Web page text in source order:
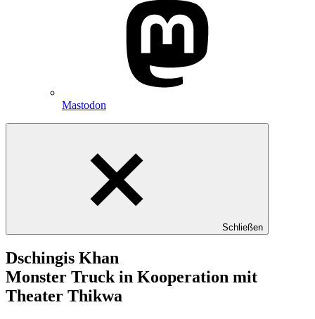
Mastodon
Schließen
Dschingis Khan
Monster Truck in Kooperation mit
Theater Thikwa